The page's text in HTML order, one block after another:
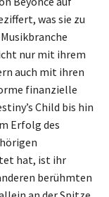
was sie zu
nur mit ihrem
auch mit ihren
finanzielle
Child bis hin
Erfolg des
hat, ist ihr
berühmten